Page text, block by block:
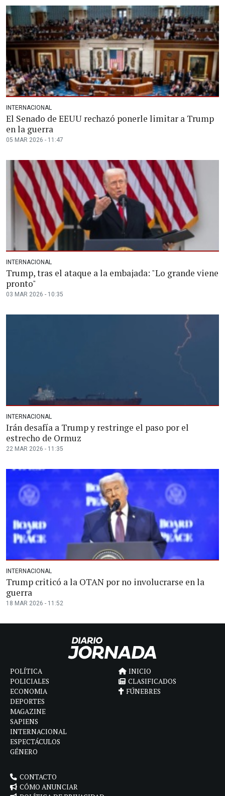
INTERNACIONAL
El Senado de EEUU rechazó ponerle limitar a Trump
en la guerra
05 MAR 2026 - 11:47
INTERNACIONAL
Trump, tras el ataque a la embajada: "Lo grande viene
pronto"
03 MAR 2026 - 10:35
INTERNACIONAL
Irán desafía a Trump y restringe el paso por el
estrecho de Ormuz
22 MAR 2026 - 11:35
INTERNACIONAL
Trump criticó a la OTAN por no involucrarse en la
guerra
18 MAR 2026 - 11:52
POLÍTICA
POLICIALES
ECONOMIA
DEPORTES
MAGAZINE
SAPIENS
INTERNACIONAL
ESPECTÁCULOS
GÉNERO
INICIO
CLASIFICADOS
FÚNEBRES
CONTACTO
CÓMO ANUNCIAR